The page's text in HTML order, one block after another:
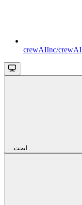
crewAIInc/crewAI
...ابحث